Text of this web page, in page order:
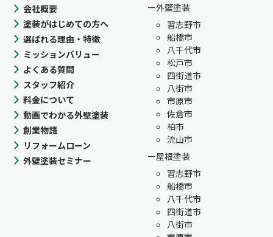
会社概要
塗装がはじめての方へ
選ばれる理由・特徴
ミッションバリュー
よくある質問
スタッフ紹介
料金について
動画でわかる外壁塗装
創業物語
リフォームローン
外壁塗装セミナー
外壁塗装
習志野市
船橋市
八千代市
松戸市
四街道市
八街市
市原市
佐倉市
柏市
流山市
屋根塗装
習志野市
船橋市
八千代市
四街道市
八街市